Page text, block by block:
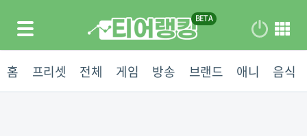
홈 프리셋 전체 게임 방송 브랜드 애니 음식